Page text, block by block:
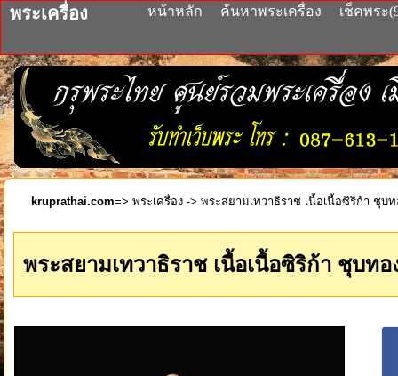
พระเครื่อง หน้าหลัก ค้นหาพระเครื่อง เช็คพระ
kruprathai.com=> พระเครื่อง -> พระสยามเทวาธิราช เนื้อเนื้อซิริก้า ชุบ
พระสยามเทวาธิราช เนื้อเนื้อซิริก้า ชุบท